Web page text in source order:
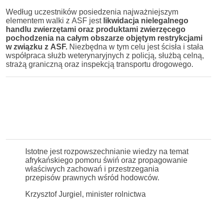
Według uczestników posiedzenia najważniejszym
elementem walki z ASF jest likwidacja nielegalnego
handlu zwierzętami oraz produktami zwierzęcego
pochodzenia na całym obszarze objętym restrykcjami
w związku z ASF. Niezbędna w tym celu jest ścisła i stała
współpraca służb weterynaryjnych z policją, służbą celną,
strażą graniczną oraz inspekcją transportu drogowego.
Istotne jest rozpowszechnianie wiedzy na temat
afrykańskiego pomoru świń oraz propagowanie
właściwych zachowań i przestrzegania
przepisów prawnych wśród hodowców.
Krzysztof Jurgiel, minister rolnictwa